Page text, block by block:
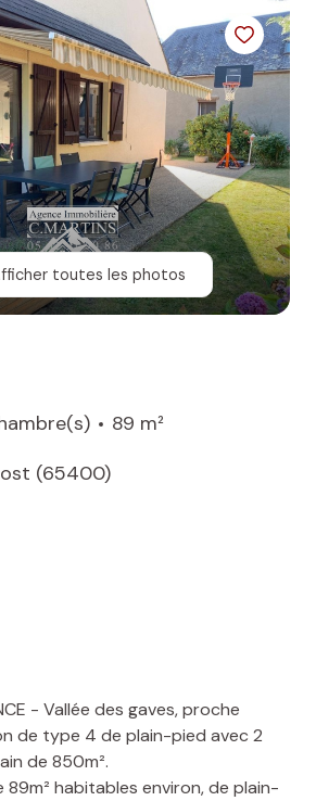
toutes les photos
89 m²
(65400)
- Vallée des gaves, proche
de type 4 de plain-pied avec 2
de 850m².
89m² habitables environ, de plain-